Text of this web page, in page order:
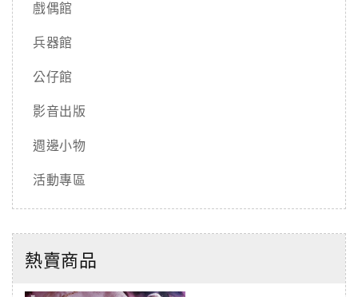
戲偶館
兵器館
公仔館
影音出版
週邊小物
活動專區
熱賣商品